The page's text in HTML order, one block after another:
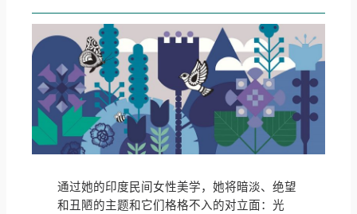
通过她的印度民间女性美学，她将暗淡、绝望
和丑陋的主题和它们格格不入的对立面：光